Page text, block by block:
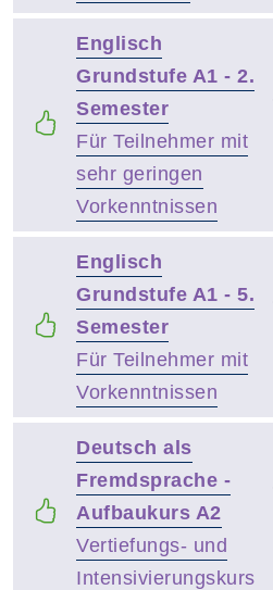
Englisch
Grundstufe A1 - 2.
Semester
Für Teilnehmer mit
sehr geringen
Vorkenntnissen
Englisch
Grundstufe A1 - 5.
Semester
Für Teilnehmer mit
Vorkenntnissen
Deutsch als
Fremdsprache -
Aufbaukurs A2
Vertiefungs- und
Intensivierungskurs